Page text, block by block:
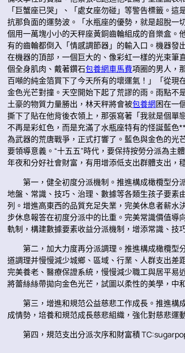
「巨蟹座已哭」、「處女座勿碰」等警告標籤。
抗那負面的運勢波。「水瓶座的優勢，就是超脫
個用一萬塊小小的天秤座黃銅齒輪組成的音樂盒
有的齒輪都倒入「情感調節器」的輸入口。機器發
在機器的頂部，一個巨大的、像彩虹一樣的光束
個全身肌肉、戴著鑽石包養網車馬費項圈的男人，
百噸的純金箔買下了今天所有的壞運氣！」「從
金色光芒對撞。天空開始下起了荒謬的雨。雨點不
土豪的物質力量勝出，林天秤將會被包養網困在一
撕下了貼在他背後衣領上，那張寫著「我就是個單
不再是彩虹色，而是充滿了水瓶座特有的怪誕藍
為武器的荒唐戰爭，正式打響了。藍色與金色的光
要領導意義。“十五五”時代，要保持按勞分派為
年夜和分好社會財富，有用增添低支出群體支出，
第一，健全初度分派機制。推進構成橄欖型分
地盤、常識、技巧、治理、數據等各類生孩子要
列。增進高東西的品質充足失業，完美休息者薪
步休息報答在初度分派中的比重。完美常識價值
軌制，構建數據要素收益分派機制，增添常識、技
第二，加大力度再分派調理。推進構成橄欖型
道調理并慢慢減少城鄉、區域、行業、人群支出差
完美養老、醫療保證系統，慢慢減少職工與居平易
將蕾絲絲帶拋向金色光芒，試圖以柔性的美學，中
第三，增進和規范公益慈悲工作成長。推進構
成情勢，培養和規范成長慈悲組織，強化對慈悲運
第四，規范支出分派次序和財富積